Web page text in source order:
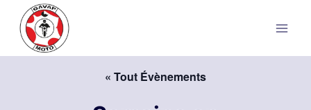
contenu
« Tout Évènements